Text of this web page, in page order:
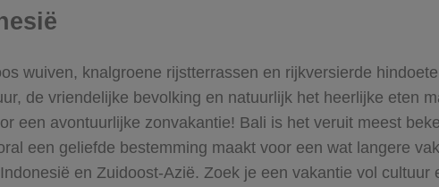
wuiven, knalgroene rijstterrassen en rijkversierde
de vriendelijke bevolking en natuurlijk het heerlijke eten
een avontuurlijke zonvakantie! Bali is het veruit meest
een geliefde bestemming maakt voor een wat langere
en Zuidoost-Azië. Zoek je een vakantie vol cultuur